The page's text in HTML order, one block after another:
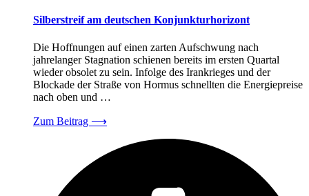
Silberstreif am deutschen Konjunkturhorizont
Die Hoffnungen auf einen zarten Aufschwung nach
jahrelanger Stagnation schienen bereits im ersten Quartal
wieder obsolet zu sein. Infolge des Irankrieges und der
Blockade der Straße von Hormus schnellten die Energiepreise
nach oben und …
Zum Beitrag ⟶